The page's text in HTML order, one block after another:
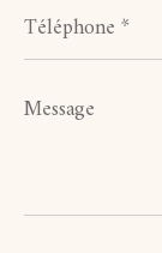
*
Message
*